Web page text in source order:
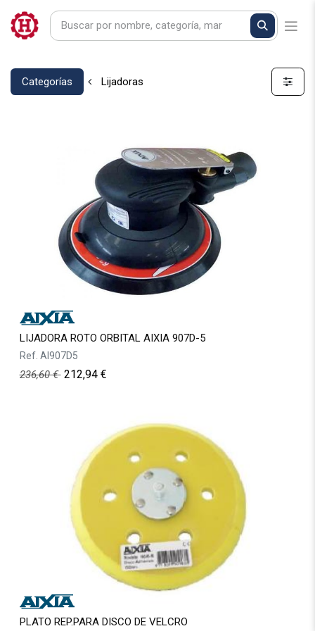
Categorías Lijadoras
LIJADORA ROTO ORBITAL AIXIA 907D-5
Ref. AI907D5
236,60€ 212,94€
PLATO REP.PARA DISCO DE VELCRO